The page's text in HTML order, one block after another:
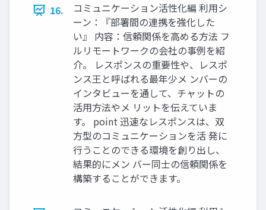
16.
コミュニケーション活性化編 利⽤シ
ーン：『部署間の連携を強化した
い』 内容：信頼関係を⾼める⽅法 フ
ルリモートワークの会社の事例を紹
介。 レスポンスの重要性や、レスポ
ンス王と呼ばれる最年少メ ンバーの
インタビューを通して、チャットの
活⽤⽅法やメ リットを伝えていま
す。 point 迅速なレスポンスは、双
⽅型のコミュニケーションを活 発に
⾏うことのできる環境を創り出し、
結果的にメン バー同⼠の信頼関係を
構築することができます。